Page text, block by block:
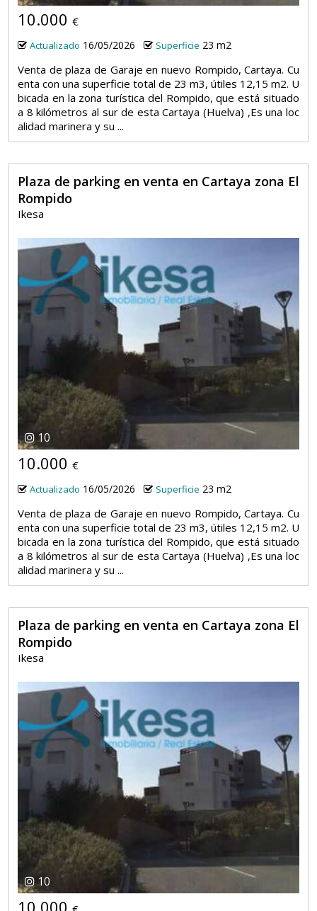
10.000 €
Actualizado 16/05/2026 Superficie 23 m2
Venta de plaza de Garaje en nuevo Rompido, Cartaya. Cu
enta con una superficie total de 23 m3, útiles 12,15 m2. U
bicada en la zona turística del Rompido, que está situado
a 8 kilómetros al sur de esta Cartaya (Huelva) ,Es una loc
alidad marinera y su ...
Plaza de parking en venta en Cartaya zona El
Rompido
Ikesa
10
10.000 €
Actualizado 16/05/2026 Superficie 23 m2
Venta de plaza de Garaje en nuevo Rompido, Cartaya. Cu
enta con una superficie total de 23 m3, útiles 12,15 m2. U
bicada en la zona turística del Rompido, que está situado
a 8 kilómetros al sur de esta Cartaya (Huelva) ,Es una loc
alidad marinera y su ...
Plaza de parking en venta en Cartaya zona El
Rompido
Ikesa
10
10.000